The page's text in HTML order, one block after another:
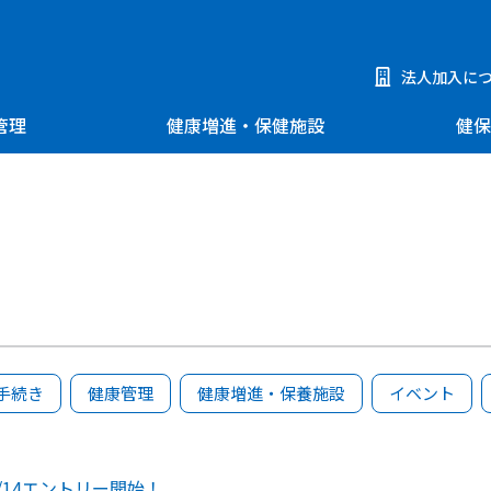
法人加入に
理 健康増進・保健施設 健
続き 健康管理 健康増進・保養施設 イベント